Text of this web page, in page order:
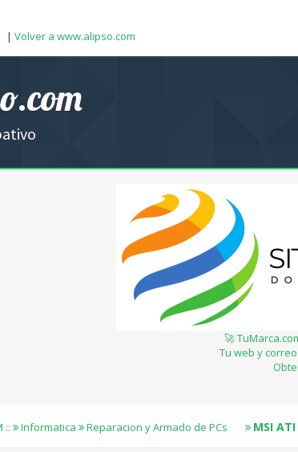
| Volver a www.alipso.com
🚀
Tu web y
:: Informatica Reparacion y Armado de PCs MSI